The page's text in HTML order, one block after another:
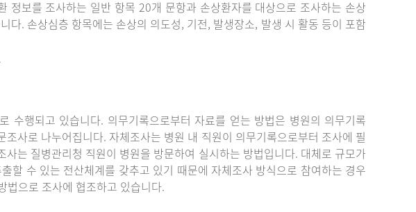
정보를 조사하는 일반 항목 20개 문항과 손상환자를 대상으로 조사하는 손상
다. 손상심층 항목에는 손상의 의도성, 기전, 발생장소, 발생 시 활동 등이 포함
수행되고 있습니다. 의무기록으로부터 자료를 얻는 방법은 병원의 의무기록
사로 나누어집니다. 자체조사는 병원 내 직원이 의무기록으로부터 조사에 필
는 질병관리청 직원이 병원을 방문하여 실시하는 방법입니다. 대체로 규모가
할 수 있는 전산체계를 갖추고 있기 때문에 자체조사 방식으로 참여하는 경우
법으로 조사에 협조하고 있습니다.